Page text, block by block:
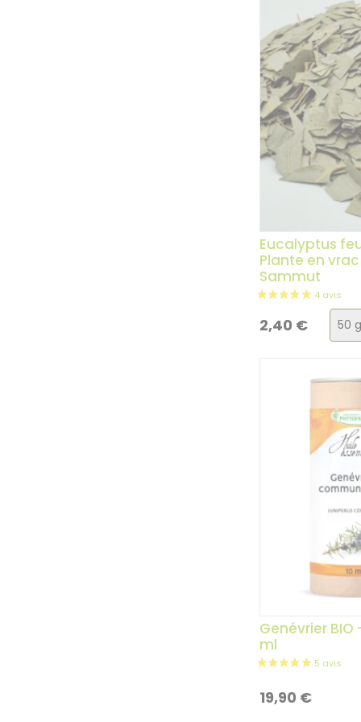
Eucalyptus
Plante en
Sammut
2,40 €
Choix
de
Genévrier BIO
ml
19,90 €